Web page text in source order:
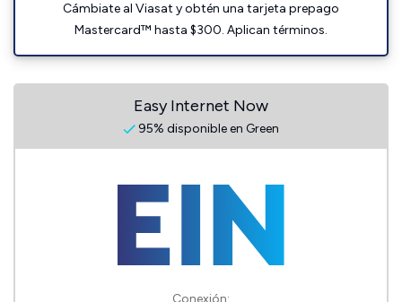
Cámbiate al Viasat y obtén una tarjeta prepago
Mastercard™ hasta $300. Aplican términos.
Easy Internet Now
95% disponible en Green
Conexión: